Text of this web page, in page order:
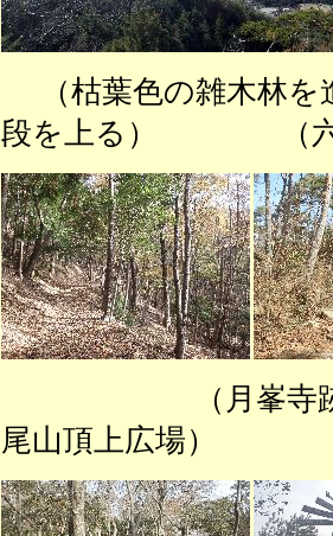
（枯葉色の雑木林
段を上る） （六
（月峯
尾山頂上広場）